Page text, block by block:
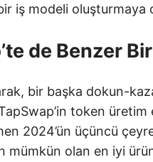
iş modeli oluşturmaya
de Benzer
bir başka dokun-
TapSwap’in token
2024’ün üçüncü
mümkün olan en iyi